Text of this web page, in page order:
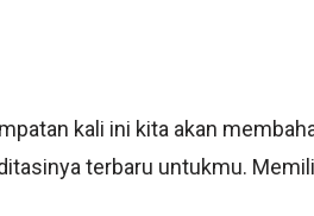
kali ini kita akan
terbaru untukmu.